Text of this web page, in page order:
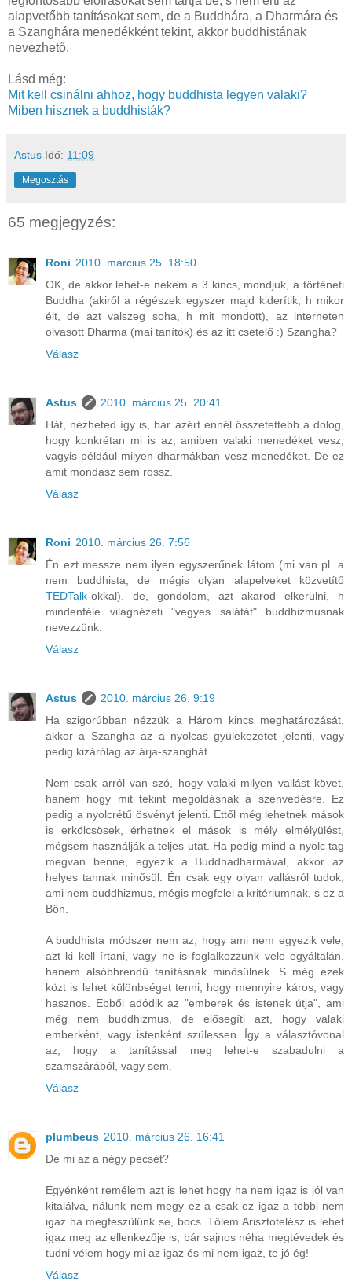
alapvetőbb tanításokat sem, de a Buddhára, a Dharmára és
a Szanghára menedékként tekint, akkor buddhistának
nevezhető.
Lásd még:
Mit kell csinálni ahhoz, hogy buddhista legyen valaki?
Miben hisznek a buddhisták?
Astus Idő: 11:09
Megosztás
65 megjegyzés:
Roni 2010. március 25. 18:50
OK, de akkor lehet-e nekem a 3 kincs, mondjuk, a történeti
Buddha (akiről a régészek egyszer majd kiderítik, h mikor
élt, de azt valszeg soha, h mit mondott), az interneten
olvasott Dharma (mai tanítók) és az itt csetelő :) Szangha?
Válasz
Astus
2010. március 25. 20:41
Hát, nézheted így is, bár azért ennél összetettebb a dolog,
hogy konkrétan mi is az, amiben valaki menedéket vesz,
vagyis például milyen dharmákban vesz menedéket. De ez
amit mondasz sem rossz.
Válasz
Roni 2010. március 26. 7:56
Én ezt messze nem ilyen egyszerűnek látom (mi van pl. a
nem buddhista, de mégis olyan alapelveket közvetítő
TEDTalk-okkal), de, gondolom, azt akarod elkerülni, h
mindenféle világnézeti "vegyes salátát" buddhizmusnak
nevezzünk.
Válasz
Astus
2010. március 26. 9:19
Ha szigorúbban nézzük a Három kincs meghatározását,
akkor a Szangha az a nyolcas gyülekezetet jelenti, vagy
pedig kizárólag az árja-szanghát.
Nem csak arról van szó, hogy valaki milyen vallást követ,
hanem hogy mit tekint megoldásnak a szenvedésre. Ez
pedig a nyolcrétű ösvényt jelenti. Ettől még lehetnek mások
is erkölcsösek, érhetnek el mások is mély elmélyülést,
mégsem használják a teljes utat. Ha pedig mind a nyolc tag
megvan benne, egyezik a Buddhadharmával, akkor az
helyes tannak minősül. Én csak egy olyan vallásról tudok,
ami nem buddhizmus, mégis megfelel a kritériumnak, s ez a
Bön.
A buddhista módszer nem az, hogy ami nem egyezik vele,
azt ki kell írtani, vagy ne is foglalkozzunk vele egyáltalán,
hanem alsóbbrendű tanításnak minősülnek. S még ezek
közt is lehet különbséget tenni, hogy mennyire káros, vagy
hasznos. Ebből adódik az "emberek és istenek útja", ami
még nem buddhizmus, de elősegíti azt, hogy valaki
emberként, vagy istenként szülessen. Így a választóvonal
az, hogy a tanítással meg lehet-e szabadulni a
szamszárából, vagy sem.
Válasz
plumbeus 2010. március 26. 16:41
De mi az a négy pecsét?
Egyénként remélem azt is lehet hogy ha nem igaz is jól van
kitalálva, nálunk nem megy ez a csak ez igaz a többi nem
igaz ha megfeszülünk se, bocs. Tőlem Arisztotelész is lehet
igaz meg az ellenkezője is, bár sajnos néha megtévedek és
tudni vélem hogy mi az igaz és mi nem igaz, te jó ég!
Válasz